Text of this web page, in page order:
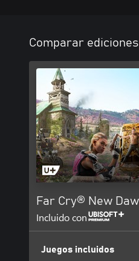
Comparar ediciones
Far Cry® New
Incluido con
Juegos incluidos